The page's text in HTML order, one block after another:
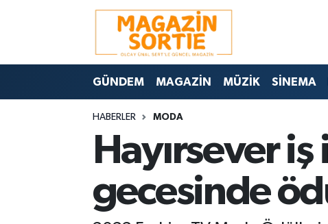
GÜNDEM MAGAZİN MÜZİK SİNEMA
HABERLER MODA
Hayırsever
gecesinde
Nöbetçi Eczaneler
Hava Durumu
Trafik Durumu
Süper Lig Puan Durumu ve Fikstür
Tüm Manşetler